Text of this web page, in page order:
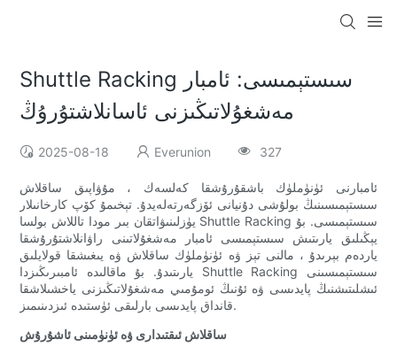
Shuttle Racking سىستېمىسى: ئامبار
مەشغۇلاتىڭىزنى ئاسانلاشتۇرۇڭ
2025-08-18 Everunion 327
ئامبارنى ئۈنۈملۈك باشقۇرۇشقا كەلسەك ، مۇۋاپىق ساقلاش
سىستېمىسىنىڭ بولۇشى دۇنيانى ئۆزگەرتەلەيدۇ. تېخىمۇ كۆپ كارخانىلار
يۈزلىنىۋاتقان بىر مودا تاللاش بولسا Shuttle Racking سىستېمىسى. بۇ
يېڭىلىق يارىتىش سىستېمىسى ئامبار مەشغۇلاتىنى راۋانلاشتۇرۇشقا
ياردەم بېرىدۇ ، مالنى تېز ۋە ئۈنۈملۈك ساقلاش ۋە يىغىشقا قولايلىق
يارىتىدۇ. بۇ ماقالىدە ئامبىرىڭىزدا Shuttle Racking سىستېمىسىنى
ئىشلىتىشنىڭ پايدىسى ۋە ئۇنىڭ ئومۇمىي مەشغۇلاتىڭىزنى ياخشىلاشقا
قانداق پايدىسى بارلىقى ئۈستىدە ئىزدىنىمىز.
ساقلاش ئىقتىدارى ۋە ئۈنۈمىنى ئاشۇرۇش